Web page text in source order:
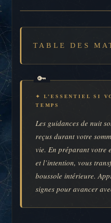
TABLE DES
✦ L’ESSENTIEL SI
TEMPS
Les guidances de nuit
reçus durant votre
vie. En préparant votre
et l’intention, vous
boussole intérieure.
signes pour avancer